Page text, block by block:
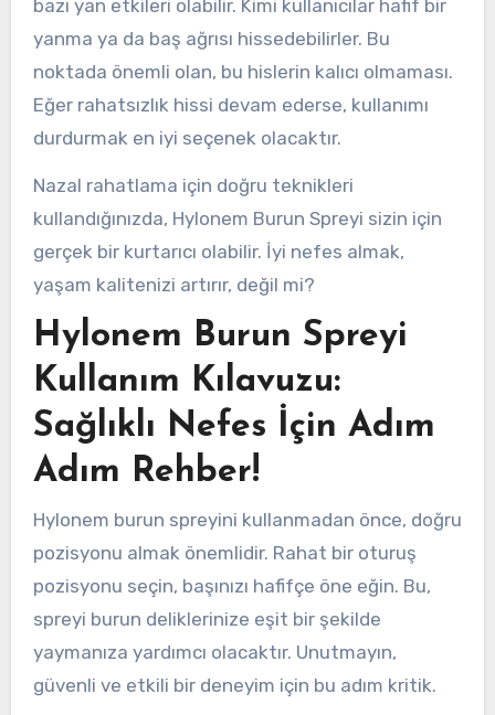
bazı yan etkileri olabilir. Kimi kullanıcılar hafif bir
yanma ya da baş ağrısı hissedebilirler. Bu
noktada önemli olan, bu hislerin kalıcı olmaması.
Eğer rahatsızlık hissi devam ederse, kullanımı
durdurmak en iyi seçenek olacaktır.
Nazal rahatlama için doğru teknikleri
kullandığınızda, Hylonem Burun Spreyi sizin için
gerçek bir kurtarıcı olabilir. İyi nefes almak,
yaşam kalitenizi artırır, değil mi?
Hylonem Burun Spreyi
Kullanım Kılavuzu:
Sağlıklı Nefes İçin Adım
Adım Rehber!
Hylonem burun spreyini kullanmadan önce, doğru
pozisyonu almak önemlidir. Rahat bir oturuş
pozisyonu seçin, başınızı hafifçe öne eğin. Bu,
spreyi burun deliklerinize eşit bir şekilde
yaymanıza yardımcı olacaktır. Unutmayın,
güvenli ve etkili bir deneyim için bu adım kritik.